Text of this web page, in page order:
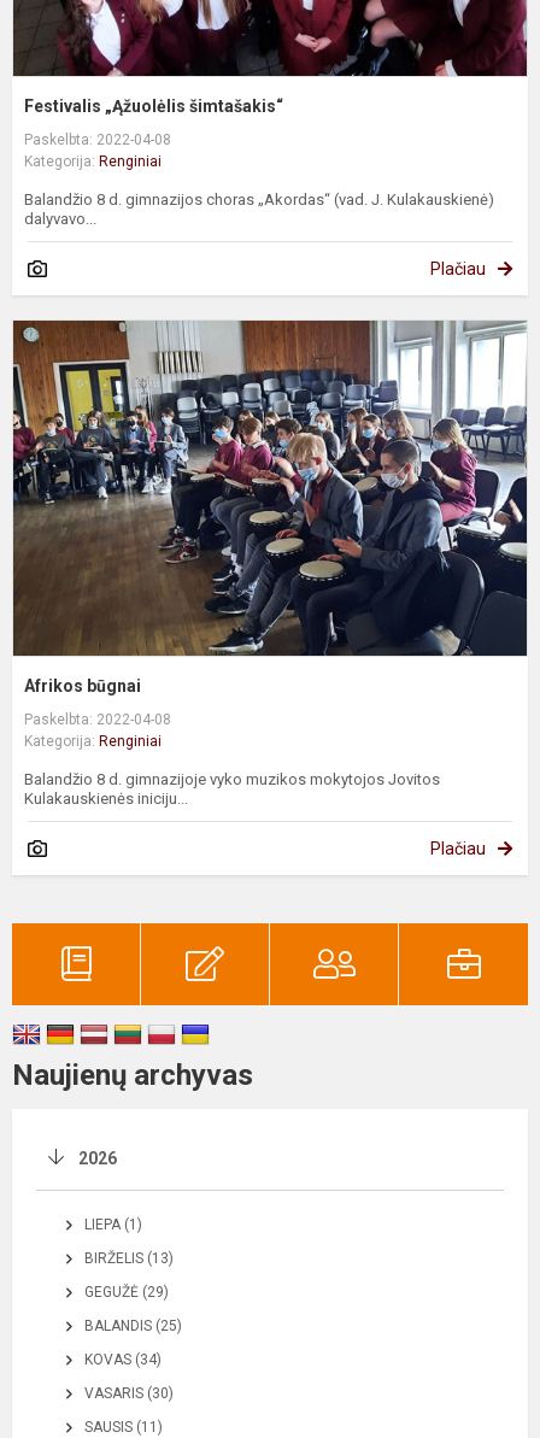
Festivalis „Ąžuolėlis šimtašakis“
Paskelbta: 2022-04-08
Kategorija: Renginiai
Balandžio 8 d. gimnazijos choras „Akordas“ (vad. J. Kulakauskienė)
dalyvavo...
Plačiau
Afrikos būgnai
Paskelbta: 2022-04-08
Kategorija: Renginiai
Balandžio 8 d. gimnazijoje vyko muzikos mokytojos Jovitos
Kulakauskienės iniciju...
Plačiau
Naujienų archyvas
2026
LIEPA (1)
BIRŽELIS (13)
GEGUŽĖ (29)
BALANDIS (25)
KOVAS (34)
VASARIS (30)
SAUSIS (11)